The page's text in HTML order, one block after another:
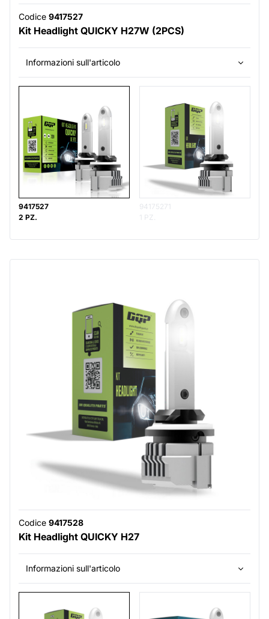
Codice 9417527
Kit Headlight QUICKY H27W (2PCS)
Informazioni sull'articolo
9417527
2 PZ.
94175271
1 PZ.
Codice 9417528
Kit Headlight QUICKY H27
Informazioni sull'articolo